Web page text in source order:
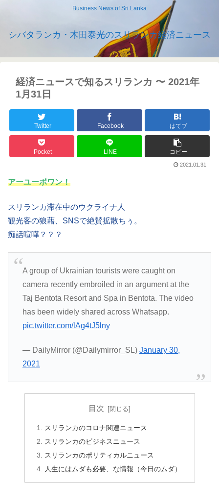
Business News of Sri Lanka
シバタランカ・木田泰光のスリランカ経済ニュース
経済ニュースで知るスリランカ 〜 2021年
1月31日
Twitter Facebook はてブ
Pocket LINE コピー
2021.01.31
アーユーボワン！
スリランカ滞在中のウクライナ人
観光客の狼藉、SNSで絶賛拡散ちぅ。
痴話喧嘩？？？
A group of Ukrainian tourists were caught on
camera recently embroiled in an argument at the
Taj Bentota Resort and Spa in Bentota. The video
has been widely shared across Whatsapp.
pic.twitter.com/lAg4tJ5lny
— DailyMirror (@Dailymirror_SL) January 30,
2021
目次
スリランカのコロナ関連ニュース
スリランカのビジネスニュース
スリランカのポリティカルニュース
人生にはムダも必要、な情報（今日のムダ）